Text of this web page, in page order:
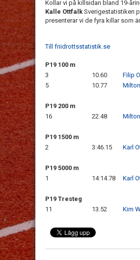
Kollar vi på killsidan bland 19-
Kalle Ottfalk Sverigestatistiken
presenterar vi de fyra killar som
Till friidrottsstatistik.se
P19 100 m
3
10.60 Filip
5
10.77
P19 200 m
16
22.48
P19 1500 m
2
3:46.15 Karl
P19 5000 m
1
14:14.78 Karl
P19 Tresteg
11
13.52 Kim